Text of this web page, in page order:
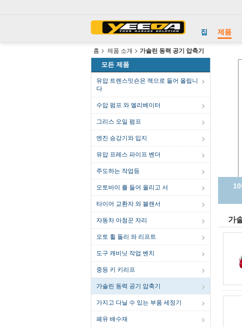
집 제품
홈 제품 소개 가솔린 동력 공기 압축기
모든 제품
유압 트렌스밋숀은 잭으로 들어 올립니
다
수압 펌프 와 엘리베이터
그리스 오일 펌프
엔진 승강기와 입지
유압 프레스 파이프 벤더
주도하는 작업등
오토바이 를 들어 올리고 서
타이어 교환자 와 블랜서
자동차 아첨꾼 자리
오토 휠 돌리 와 리프트
도구 캐비닛 작업 벤치
중등 키 키리프
가솔린 동력 공기 압축기
가지고 다닐 수 있는 부품 세정기
폐유 배수재
가